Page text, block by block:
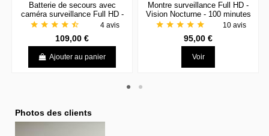
Batterie de secours avec
caméra surveillance Full HD -
Vision Nocturne
star star star star star_half 4 avis
109,00 €
Ajouter au panier
Montre surveillance Full HD -
Vision Nocturne - 100 minutes
d'autonomie
star star star star star 10 avis
95,00 €
Voir
Photos des clients